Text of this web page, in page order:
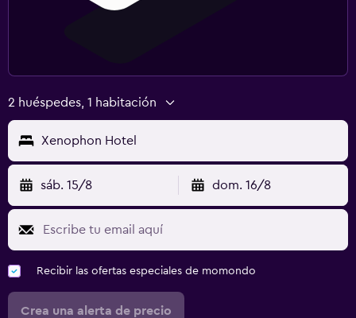
2 huéspedes, 1 habitación
Xenophon Hotel
sáb. 15/8 dom. 16/8
Recibir las ofertas especiales de momondo
Crea una alerta de precio